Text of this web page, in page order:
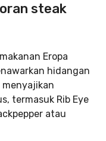
steak
Eropa
hidangan
menyajikan
termasuk Rib Eye
atau